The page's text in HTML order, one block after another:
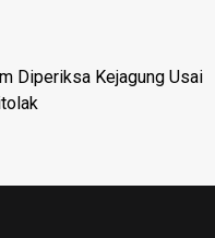
Diperiksa Kejagung Usai